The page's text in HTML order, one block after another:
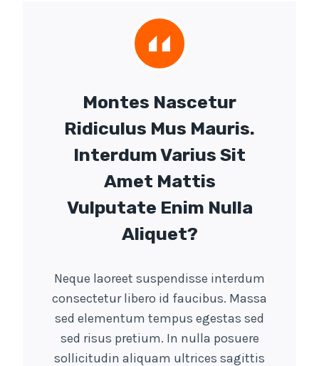
Montes Nascetur
Ridiculus Mus Mauris.
Interdum Varius Sit
Amet Mattis
Vulputate Enim Nulla
Aliquet?
Neque laoreet suspendisse interdum
consectetur libero id faucibus. Massa
sed elementum tempus egestas sed
sed risus pretium. In nulla posuere
sollicitudin aliquam ultrices sagittis